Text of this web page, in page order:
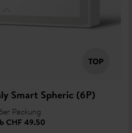
Smart Spheric (6P)
Packung
CHF 49.50